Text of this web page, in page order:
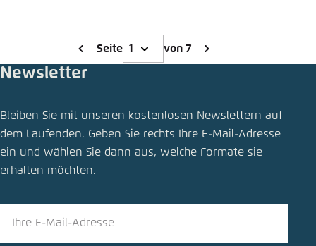
Seite von 7
Newsletter
Bleiben Sie mit unseren kostenlosen Newslettern auf
dem Laufenden. Geben Sie rechts Ihre E-Mail-Adresse
ein und wählen Sie dann aus, welche Formate sie
erhalten möchten.